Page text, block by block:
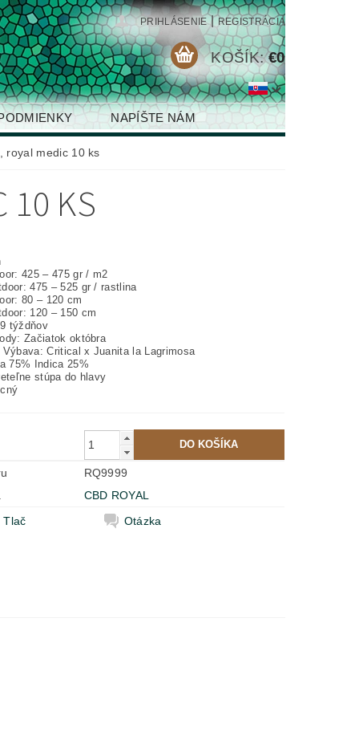
PRIHLÁSENIE | REGISTRÁCIA
KOŠÍK: €0
NAPÍŠTE NÁM
royal medic 10 ks
10 KS
425 – 475 gr / m2
475 – 525 gr / rastlina
80 – 120 cm
120 – 150 cm
týždňov
Začiatok októbra
Výbava: Critical x Juanita la Lagrimosa
75% Indica 25%
stúpa do hlavy
RQ9999
CBD ROYAL
Tlač
Otázka